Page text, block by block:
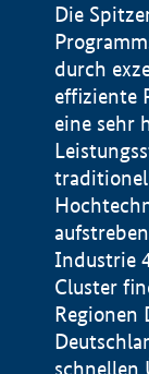
Die
durch
effiziente
eine sehr
Industrie
Cluster
Regionen
schnellen